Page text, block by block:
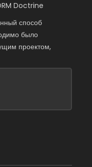
Doctrine
способ
было
проектом,